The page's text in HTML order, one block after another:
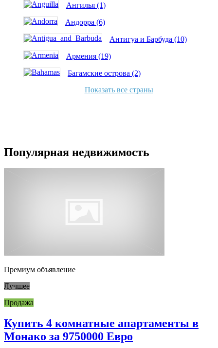
Ангилья (1)
Андорра (6)
Антигуа и Барбуда (10)
Армения (19)
Багамские острова (2)
Показать все страны
Популярная недвижимость
Премиум объявление
Лучшее
Продажа
Купить 4 комнатные апартаменты в
Монако за 9750000 Евро